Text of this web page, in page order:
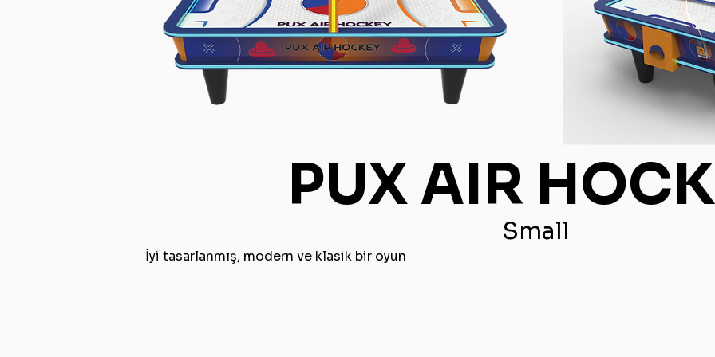
PUX AIR
Small
İyi tasarlanmış, modern ve klasik bir oyun